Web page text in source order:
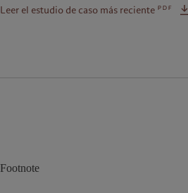
Leer el estudio de caso más reciente pdf
Footnote